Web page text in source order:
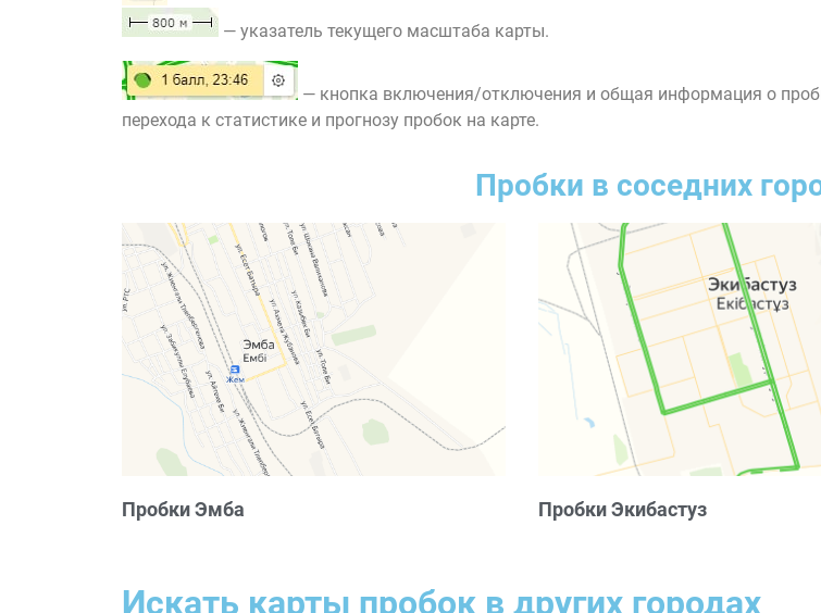
— указатель текущего масштаба карты.
— кнопка включения/отключения и общая информация о
перехода к статистике и прогнозу пробок на карте.
Пробки в соседних
Пробки Эмба Пробки Экибастуз
Искать карты пробок в других городах